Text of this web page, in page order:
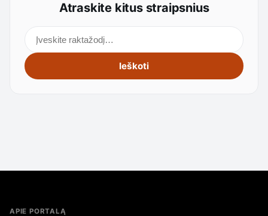
Atraskite kitus straipsnius
Ieškoti
APIE PORTALĄ